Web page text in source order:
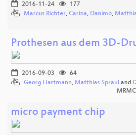
2016-11-24
177
Marcus Richter, Carina, Danimo,
Prothesen aus dem 3D-
2016-09-03
64
Georg Hartmann, Matthias Spraul and
micro payment chip